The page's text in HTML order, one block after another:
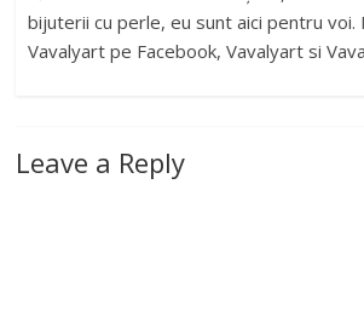
bijuterii cu perle, eu sunt aici pentru voi.
Vavalyart pe Facebook, Vavalyart si
Leave a Reply